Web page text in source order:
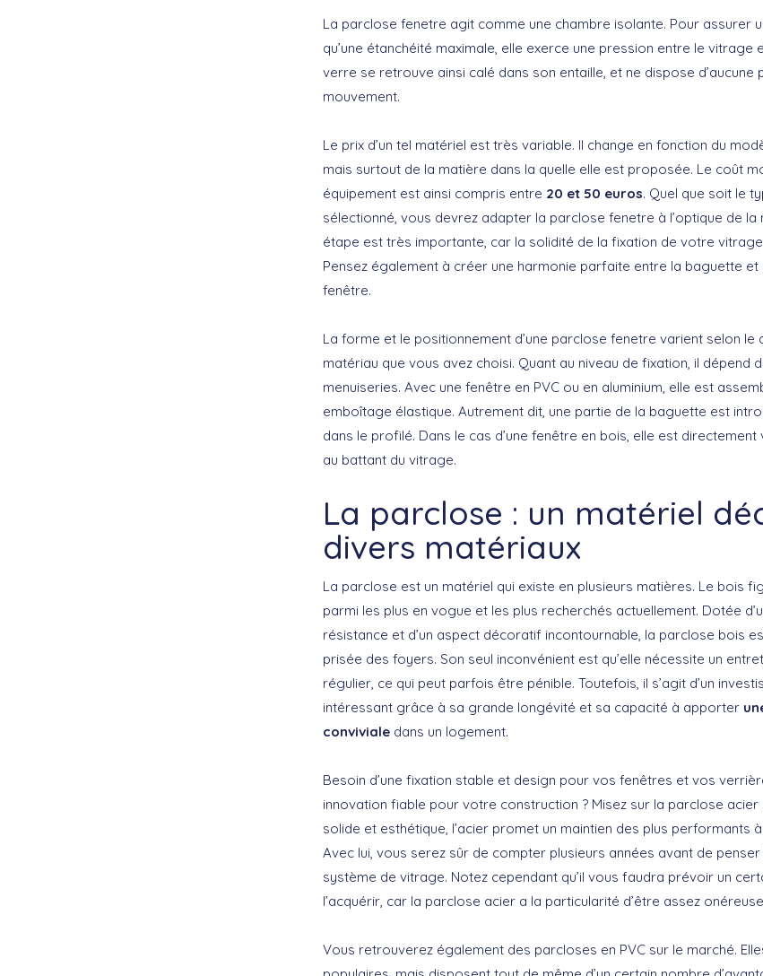
La parclose fenetre agit comme une chambre isolante. Pour assurer
qu’une étanchéité maximale, elle exerce une pression entre le vitrage
verre se retrouve ainsi calé dans son entaille, et ne dispose d’aucune
mouvement.
Le prix d’un tel matériel est très variable. Il change en fonction du
mais surtout de la matière dans la quelle elle est proposée. Le coût
équipement est ainsi compris entre 20 et 50 euros. Quel que soit le
sélectionné, vous devrez adapter la parclose fenetre à l’optique de la
étape est très importante, car la solidité de la fixation de votre
Pensez également à créer une harmonie parfaite entre la baguette
fenêtre.
La forme et le positionnement d’une parclose fenetre varient selon le
matériau que vous avez choisi. Quant au niveau de fixation, il dépend
menuiseries. Avec une fenêtre en PVC ou en aluminium, elle est
emboîtage élastique. Autrement dit, une partie de la baguette est
dans le profilé. Dans le cas d’une fenêtre en bois, elle est directement
au battant du vitrage.
La parclose : un matériel
divers matériaux
La parclose est un matériel qui existe en plusieurs matières. Le bois
parmi les plus en vogue et les plus recherchés actuellement. Dotée
résistance et d’un aspect décoratif incontournable, la parclose bois
prisée des foyers. Son seul inconvénient est qu’elle nécessite un
régulier, ce qui peut parfois être pénible. Toutefois, il s’agit d’un
intéressant grâce à sa grande longévité et sa capacité à apporter
conviviale dans un logement.
Besoin d’une fixation stable et design pour vos fenêtres et vos
innovation fiable pour votre construction ? Misez sur la parclose acier
solide et esthétique, l’acier promet un maintien des plus performants
Avec lui, vous serez sûr de compter plusieurs années avant de
système de vitrage. Notez cependant qu’il vous faudra prévoir un
l’acquérir, car la parclose acier a la particularité d’être assez onéreuse
Vous retrouverez également des parcloses en PVC sur le marché.